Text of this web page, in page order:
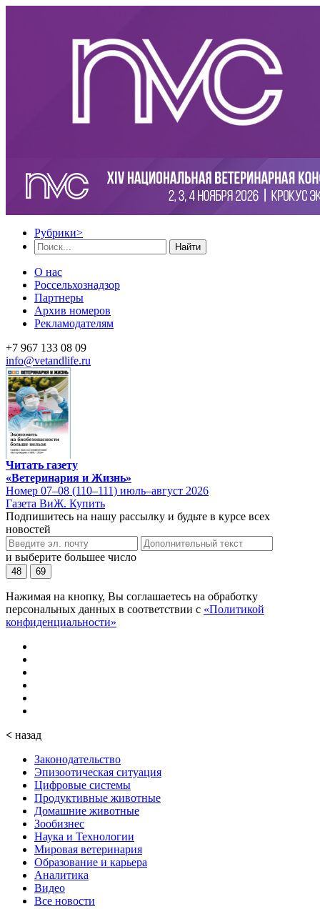
Рубрики>
Найти
О нас
Россельхознадзор
Партнеры
Архив номеров
Рекламодателям
+7 967 133 08 09
info@vetandlife.ru
Читать газету
«Ветеринария и Жизнь»
Номер 07–08 (110–111) июль–август 2026
Газета ВиЖ. Купить
Подпишитесь на нашу рассылку и будьте в курсе всех
новостей
и выберите большее число
48 69
Нажимая на кнопку, Вы соглашаетесь на обработку
персональных данных в соответствии с «Политикой
конфиденциальности»
< назад
Законодательство
Эпизоотическая ситуация
Цифровые системы
Продуктивные животные
Домашние животные
Зообизнес
Наука и Технологии
Мировая ветеринария
Образование и карьера
Аналитика
Видео
Все новости